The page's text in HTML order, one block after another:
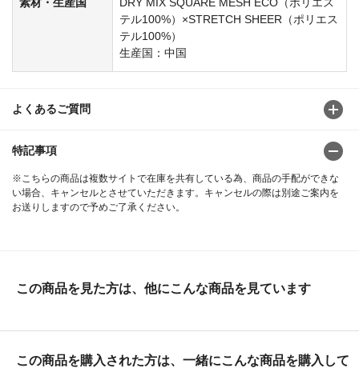
テル100%）×STRETCH SHEER（ポリエス
テル100%）
生産国：中国
よくあるご質問
特記事項
※こちらの商品は複数サイトで在庫を共有している為、商品の手配ができな
い場合、キャンセルとさせていただきます。キャンセルの際は別途ご案内を
お送りしますので予めご了承ください。
この商品を見た方は、他にこんな商品を見ています
この商品を購入された方は、一緒にこんな商品を購入して